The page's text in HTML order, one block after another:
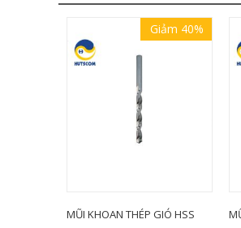
Giảm 40%
MŨI KHOAN THÉP GIÓ HSS